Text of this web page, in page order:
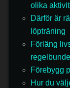
olika
Därför är
löpträning
Förläng
Förebygg
Hur du